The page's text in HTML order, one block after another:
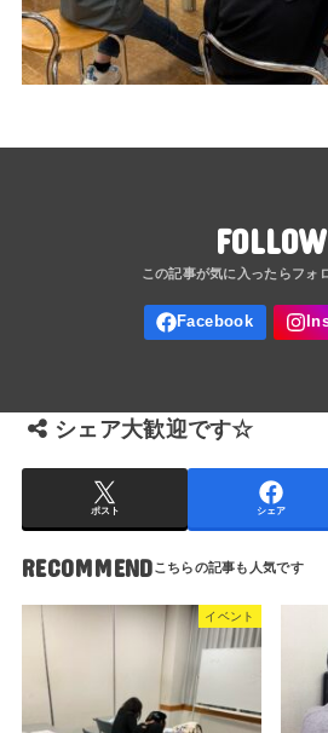
FOLLOW
シェア大歓迎です☆
ポスト シェア
RECOMMEND
イベント